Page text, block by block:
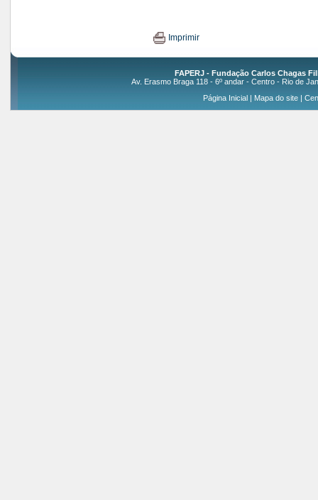
Imprimir
FAPERJ - Fundação Carlos Chagas
Av. Erasmo Braga 118 - 6º andar - Centro - Rio de
Página Inicial| Mapa do site|